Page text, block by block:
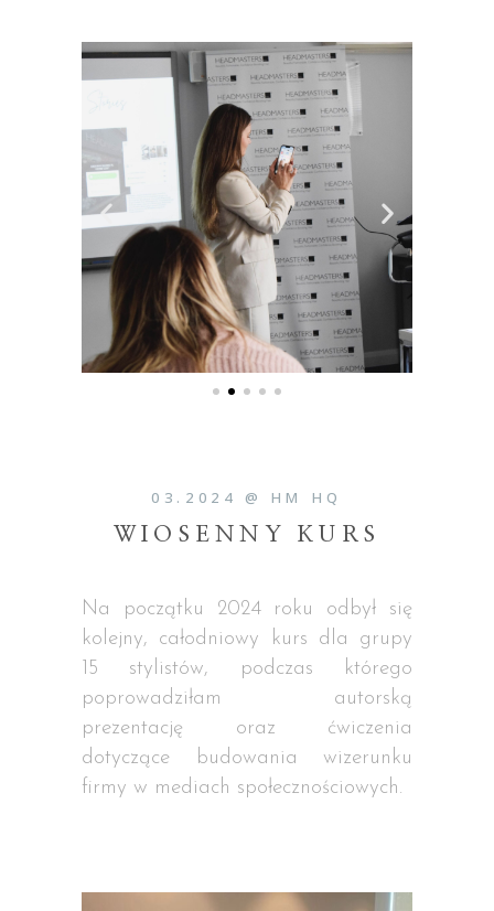
03.2024 @ HM HQ
WIOSENNY KURS
Na początku 2024 roku odbył się
kolejny, całodniowy kurs dla grupy
15 stylistów, podczas którego
poprowadziłam autorską
prezentację oraz ćwiczenia
dotyczące budowania wizerunku
firmy w mediach społecznościowych.